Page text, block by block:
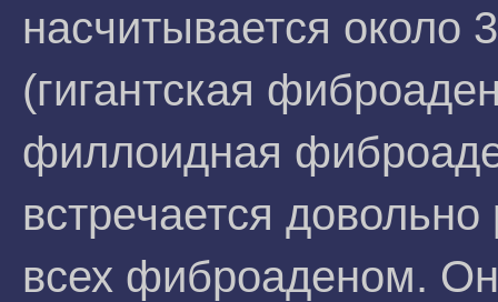
насчитывается около
(гигантская
филлоидная
встречается
всех фиброаденом.